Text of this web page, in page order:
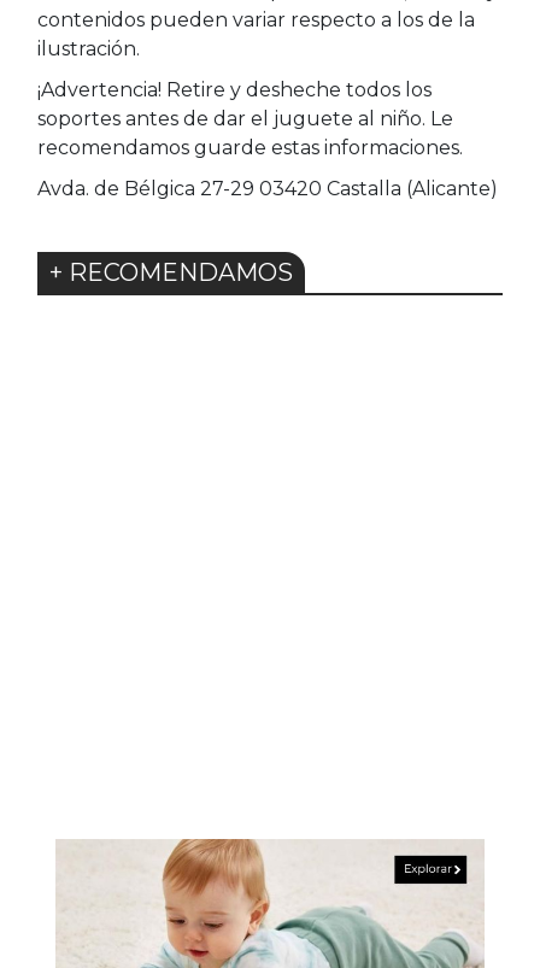
contenidos pueden variar respecto a los de la
ilustración.
¡Advertencia! Retire y desheche todos los
soportes antes de dar el juguete al niño. Le
recomendamos guarde estas informaciones.
Avda. de Bélgica 27-29 03420 Castalla (Alicante)
+ RECOMENDAMOS